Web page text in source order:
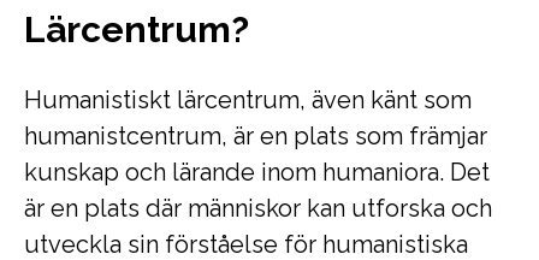
Lärcentrum?
Humanistiskt lärcentrum, även känt som
humanistcentrum, är en plats som främjar
kunskap och lärande inom humaniora. Det
är en plats där människor kan utforska och
utveckla sin förståelse för humanistiska